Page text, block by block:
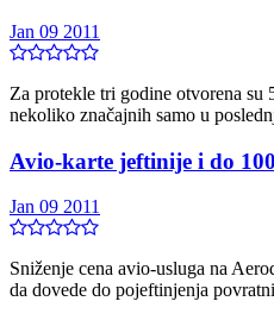
Jan 09 2011
Za protekle tri godine otvorena su
nekoliko značajnih samo u
Avio-karte jeftinije i do
Jan 09 2011
Sniženje cena avio-usluga na
da dovede do pojeftinjenja